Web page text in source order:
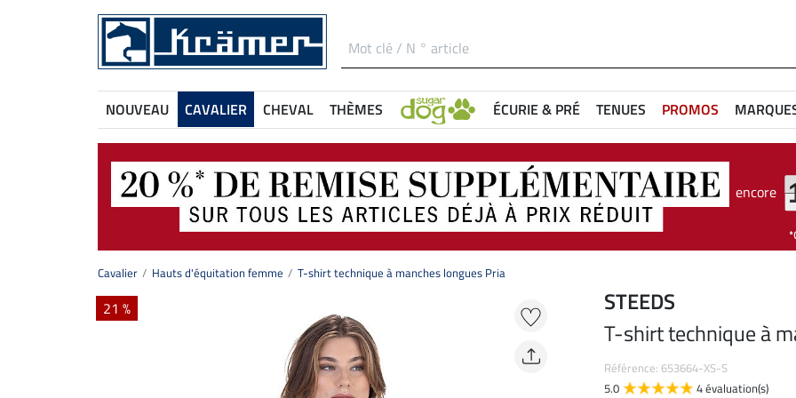
NOUVEAU CAVALIER CHEVAL THÈMES ÉCURIE & PRÉ TENUES PROMOS
encore
Cavalier Hauts d'équitation femme T-shirt technique à manches longues Pria
21 %
STEEDS
T-shirt technique à
Référence: 653664-XS-S
5.0
4 évaluation(s)